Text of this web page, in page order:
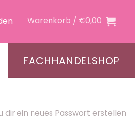
Warenkorb / €0,00
FACHHANDELSHOP
dir ein neues Passwort erstellen